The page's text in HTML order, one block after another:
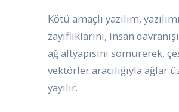
Kötü amaçlı yazılım,
zayıflıklarını, insan
ağ altyapısını sömürerek,
vektörler aracılığıyla ağlar
yayılır.